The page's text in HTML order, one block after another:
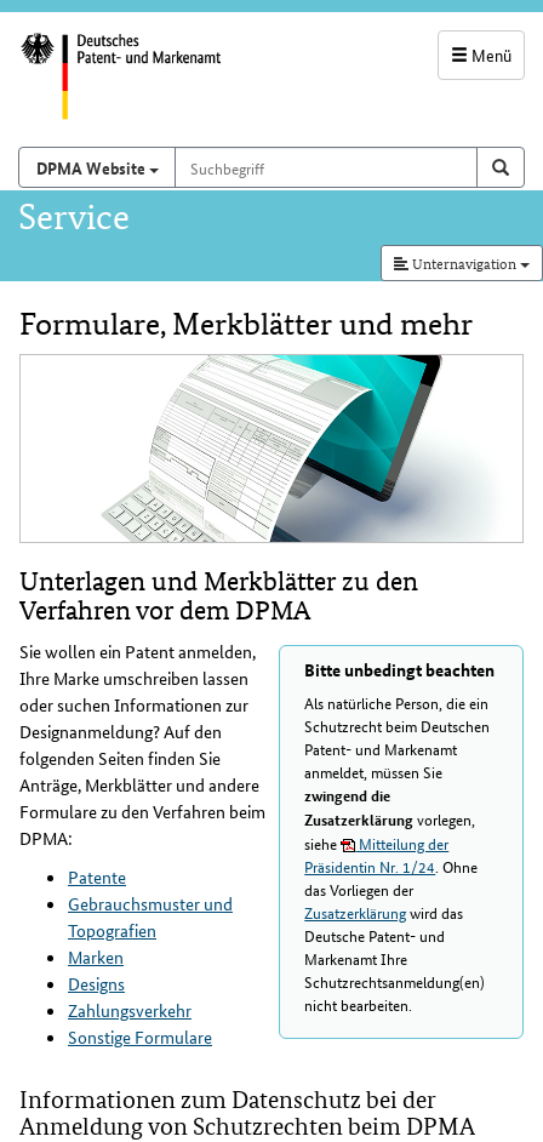
Menü
und
Suchfeld
Suchen auf
DPMA Website Suchbegriff
Hauptnavigation
Service
Unternavigation
Inhalt
Formulare, Merkblätter und mehr
Unterlagen und Merkblätter zu den
Verfahren vor dem DPMA
Bitte unbedingt beachten
Als natürliche Person, die ein
Schutzrecht beim Deutschen
Patent- und Markenamt
anmeldet, müssen Sie
zwingend die
Zusatzerklärungvorlegen,
siehe
Mitteilung der
Präsidentin Nr. 1/24 . Ohne
das Vorliegen der
Zusatzerklärungwird das
Deutsche Patent- und
Markenamt Ihre
Schutzrechtsanmeldung(en)
nicht bearbeiten.
Sie wollen ein Patent anmelden,
Ihre Marke umschreiben lassen
oder suchen Informationen zur
Designanmeldung? Auf den
folgenden Seiten finden Sie
Anträge, Merkblätter und andere
Formulare zu den Verfahren beim
DPMA:
Patente
Gebrauchsmuster und
Topografien
Marken
Designs
Zahlungsverkehr
Sonstige Formulare
Informationen zum Datenschutz bei der
Anmeldung von Schutzrechten beim DPMA